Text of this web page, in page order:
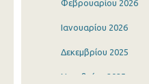
Φεβρουαρίου 2026
Ιανουαρίου 2026
Δεκεμβρίου 2025
Νοεμβρίου 2025